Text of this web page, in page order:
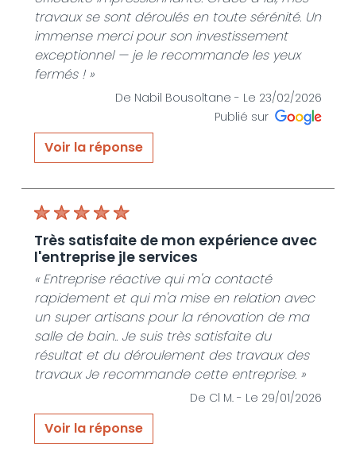
travaux se sont déroulés en toute sérénité. Un
immense merci pour son investissement
exceptionnel — je le recommande les yeux
fermés ! »
De Nabil Bousoltane - Le 23/02/2026
Publié sur
Voir la réponse
positif !! Nous sommes ravis que les services
de la société Jle services habitat dans le
cadre des travaux de rénovation ont été
apprécié. Votre satisfaction est notre priorité
Ce message nous motive énormément . A
très bientôt peut etre »
De JLE SERVICES HABITAT - Le 23/02/2026
très satisfaite de mon expérience avec
l'entreprise jle services
« Entreprise réactive qui m'a contacté
rapidement et qui m'a mise en relation avec
un super artisans pour la rénovation de ma
salle de bain.. Je suis très satisfaite du
résultat et du déroulement des travaux des
travaux Je recommande cette entreprise. »
De Cl M. - Le 29/01/2026
Voir la réponse